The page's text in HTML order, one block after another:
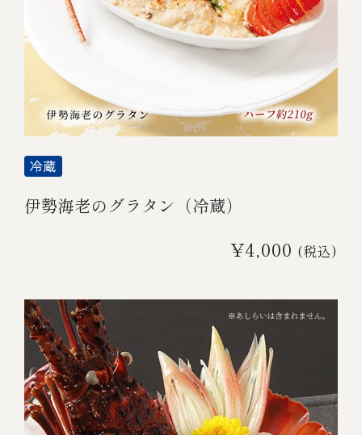
伊勢海老のグラタン（冷蔵）
¥4,000 (税込)